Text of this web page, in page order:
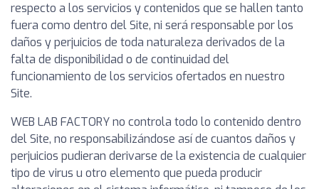
respecto a los servicios y contenidos que se hallen tanto
fuera como dentro del Site, ni será responsable por los
daños y perjuicios de toda naturaleza derivados de la
falta de disponibilidad o de continuidad del
funcionamiento de los servicios ofertados en nuestro
Site.
WEB LAB FACTORY no controla todo lo contenido dentro
del Site, no responsabilizándose así de cuantos daños y
perjuicios pudieran derivarse de la existencia de cualquier
tipo de virus u otro elemento que pueda producir